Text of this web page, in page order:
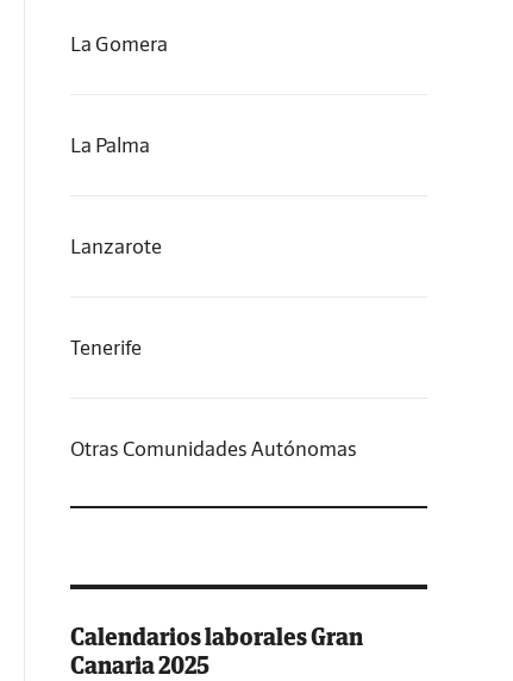
La Gomera
La Palma
Lanzarote
Tenerife
Otras Comunidades Autónomas
Calendarios laborales Gran
Canaria 2025